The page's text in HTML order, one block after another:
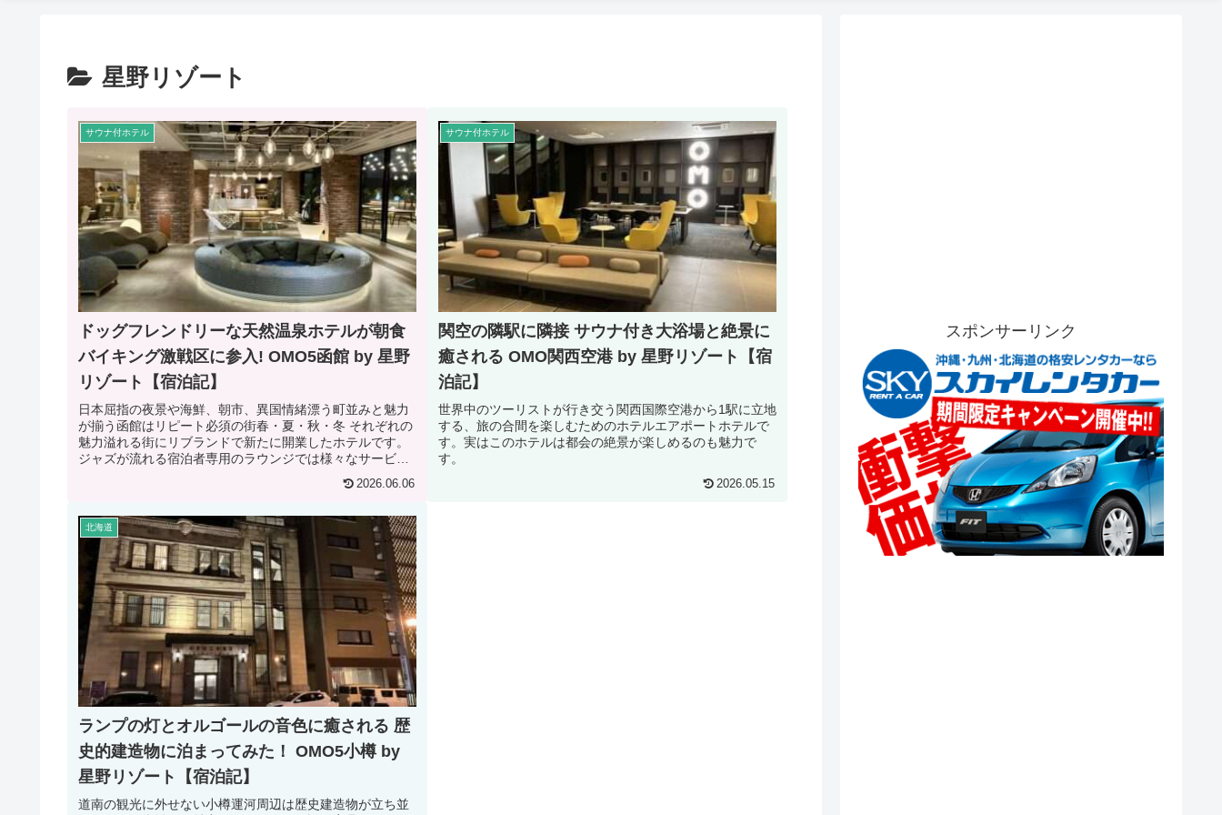
星野リゾート
サウナ付ホテル
ドッグフレンドリーな天然温泉ホテルが朝食
バイキング激戦区に参入! OMO5函館 by 星野
リゾート【宿泊記】
日本屈指の夜景や海鮮、朝市、異国情緒漂う町並みと魅力
が揃う函館はリピート必須の街春・夏・秋・冬 それぞれの
魅力溢れる街にリブランドで新たに開業したホテルです。
ジャズが流れる宿泊者専用のラウンジでは様々なサービス
2026.06.06
サウナ付ホテル
関空の隣駅に隣接 サウナ付き大浴場と絶景に
癒される OMO関西空港 by 星野リゾート【宿
泊記】
世界中のツーリストが行き交う関西国際空港から1駅に立地
する、旅の合間を楽しむためのホテルエアポートホテルで
す。実はこのホテルは都会の絶景が楽しめるのも魅力で
す。
2026.05.15
北海道
ランプの灯とオルゴールの音色に癒される 歴
史的建造物に泊まってみた！ OMO5小樽 by
星野リゾート【宿泊記】
道南の観光に外せない小樽運河周辺は歴史建造物が立ち並
スポンサーリンク